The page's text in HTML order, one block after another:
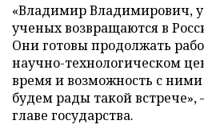
«Владимир Владимирович,
ученых возвращаются в
Они готовы продолжать
научно-технологическом
время и возможность с ними
будем рады такой встрече»,
главе государства.